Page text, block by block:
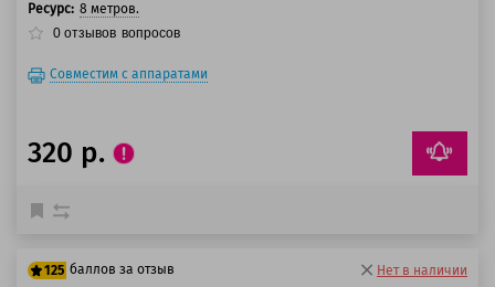
Ресурс: 8 метров.
0 отзывов вопросов
Совместим с аппаратами
320 р.
125 баллов за отзыв Нет в наличии